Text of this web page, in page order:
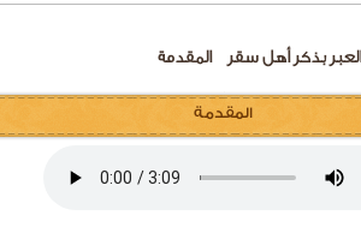
العبر بذكر أهل سقر المقدمة
المقدمة